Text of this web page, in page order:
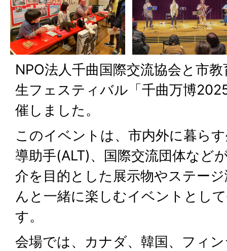
NPO法人千曲国際交流協会と市
生フェスティバル「千曲万博
催しました。
このイベントは、市内外に暮ら
導助手(ALT)、国際交流団体など
介を目的とした展示物やステー
んと一緒に楽しむイベントとし
す。
会場では、カナダ、韓国、フィ